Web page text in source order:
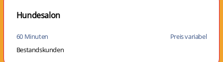
Hundesalon
60 Minuten
Preis variabel
Bestandskunden